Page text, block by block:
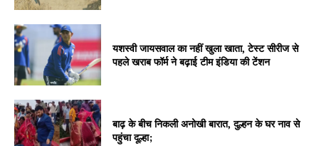
Company
About
Subscription Plans
My account
यशस्वी जायसवाल का नहीं खुला खाता, टेस्ट सीरीज से
पहले खराब फॉर्म ने बढ़ाई टीम इंडिया की टेंशन
बाढ़ के बीच निकली अनोखी बारात, दुल्हन के घर नाव से
पहुंचा दूल्हा;